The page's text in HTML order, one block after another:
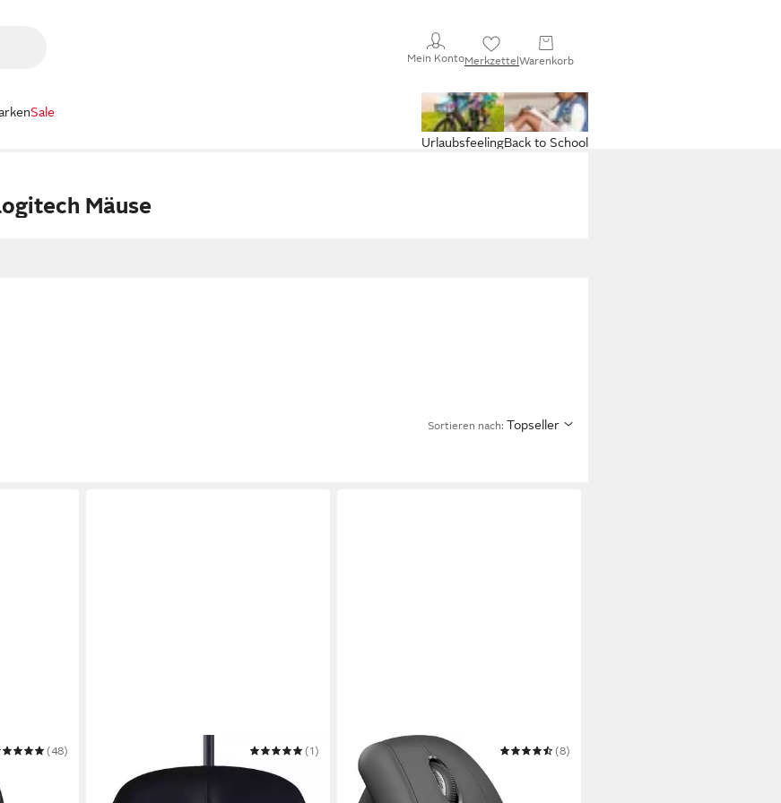
Mein KontoMerkzettelWarenkorb
Sale
Back to School
Urlaubsfeeling
Mäuse
Sortieren nach: Topseller
(48)
M90 Black EWR2 Maus
(1)
ab 12,95 €
LOGITECH
Lift Right Vertical ergonomische
Maus
(8)